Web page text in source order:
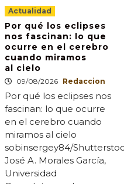
Actualidad
Por qué los eclipses
nos fascinan: lo que
ocurre en el cerebro
cuando miramos
al cielo
09/08/2026 Redaccion
Por qué los eclipses nos
fascinan: lo que ocurre
en el cerebro cuando
miramos al cielo
sobinsergey84/
José A. Morales García,
Universidad